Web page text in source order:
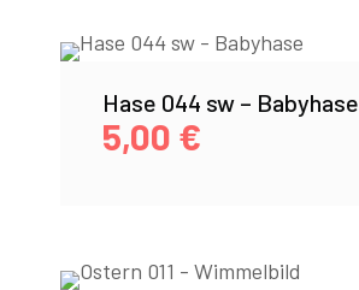
Hase 044 sw – Babyhase
5,00 €